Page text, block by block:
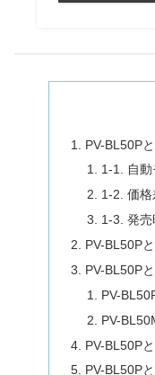
PV-BL50P
1-1. 自
1-2. 価格
1-3. 発売
PV-BL50P
PV-BL50P
PV-
PV-
PV-BL50P
PV-BL50P